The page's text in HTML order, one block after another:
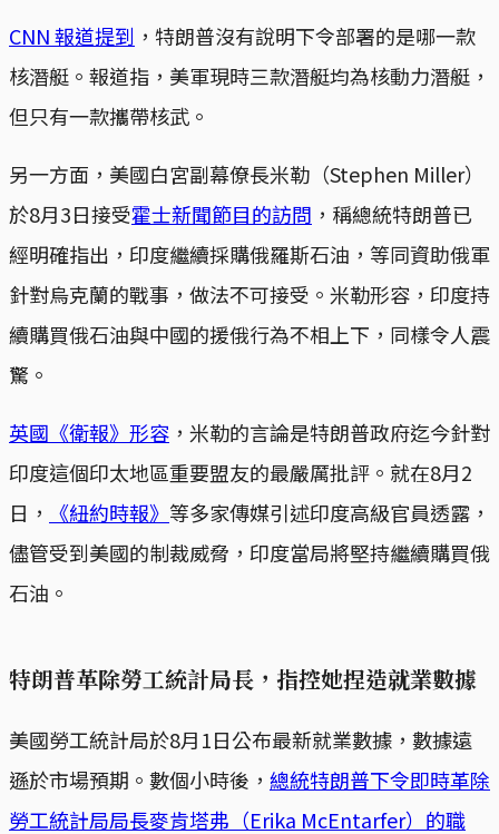
CNN 報道提到 ，特朗普沒有說明下令部署的是哪一款
核潛艇。報道指，美軍現時三款潛艇均為核動力潛艇，
但只有一款攜帶核武。
另一方面，美國白宮副幕僚長米勒（Stephen Miller）
於8月3日接受霍士新聞節目的訪問 ，稱總統特朗普已
經明確指出，印度繼續採購俄羅斯石油，等同資助俄軍
針對烏克蘭的戰事，做法不可接受。米勒形容，印度持
續購買俄石油與中國的援俄行為不相上下，同樣令人震
驚。
英國《衛報》形容 ，米勒的言論是特朗普政府迄今針對
印度這個印太地區重要盟友的最嚴厲批評。就在8月2
日，
《紐約時報》 等多家傳媒引述印度高級官員透露，
儘管受到美國的制裁威脅，印度當局將堅持繼續購買俄
石油。
特朗普革除勞工統計局長，指控她捏造就業數據
美國勞工統計局於8月1日公布最新就業數據，數據遠
遜於市場預期。數個小時後， 總統特朗普下令即時革除
勞工統計局局長麥肯塔弗（Erika McEntarfer）的職